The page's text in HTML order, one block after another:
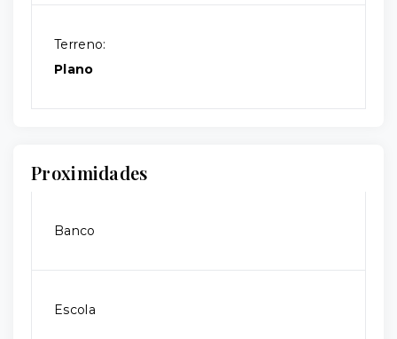
Terreno:
Plano
Proximidades
Banco
Escola